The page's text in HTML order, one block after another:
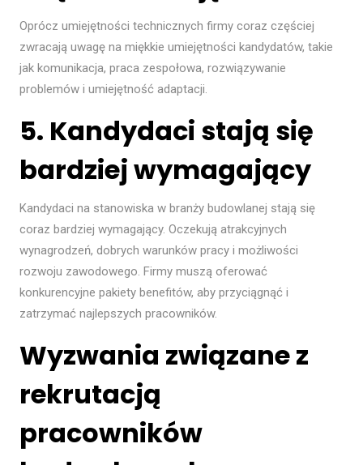
Oprócz umiejętności technicznych firmy coraz częściej
zwracają uwagę na miękkie umiejętności kandydatów, takie
jak komunikacja, praca zespołowa, rozwiązywanie
problemów i umiejętność adaptacji.
5. Kandydaci stają się
bardziej wymagający
Kandydaci na stanowiska w branży budowlanej stają się
coraz bardziej wymagający. Oczekują atrakcyjnych
wynagrodzeń, dobrych warunków pracy i możliwości
rozwoju zawodowego. Firmy muszą oferować
konkurencyjne pakiety benefitów, aby przyciągnąć i
zatrzymać najlepszych pracowników.
Wyzwania związane z
rekrutacją
pracowników